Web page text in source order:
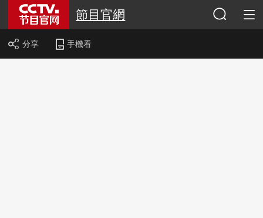
節目官網
分享 手機看